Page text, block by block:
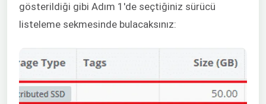
gösterildiği gibi Adım 1'de seçtiğiniz sürücü
listeleme sekmesinde bulacaksınız: